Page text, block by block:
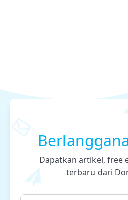
Dapatkan artikel, free
terbaru dari